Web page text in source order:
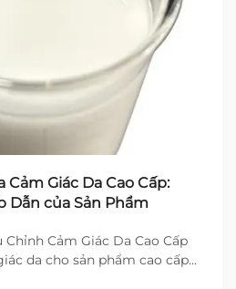
Giác Da Cao Cấp:
Dẫn của Sản Phẩm
Cảm Giác Da Cao Cấp
da cho sản phẩm cao cấp